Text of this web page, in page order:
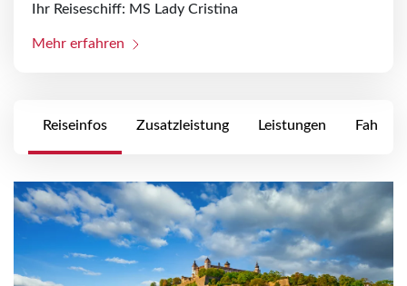
Reiseinfos Zusatzleistung Leistungen
Ihr Reiseschiff: MS Lady Cristina
Mehr erfahren